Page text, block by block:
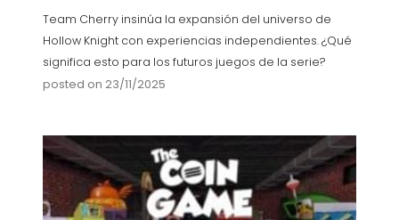
Team Cherry insinúa la expansión del universo de
Hollow Knight con experiencias independientes. ¿Qué
significa esto para los futuros juegos de la serie?
posted on 23/11/2025